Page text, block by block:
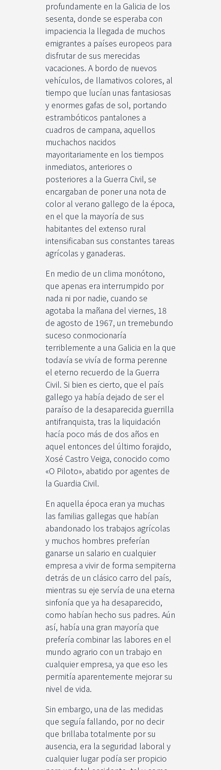
profundamente en la Galicia de los
sesenta, donde se esperaba con
impaciencia la llegada de muchos
emigrantes a países europeos para
disfrutar de sus merecidas
vacaciones. A bordo de nuevos
vehículos, de llamativos colores, al
tiempo que lucían unas fantasiosas
y enormes gafas de sol, portando
estrambóticos pantalones a
cuadros de campana, aquellos
muchachos nacidos
mayoritariamente en los tiempos
inmediatos, anteriores o
posteriores a la Guerra Civil, se
encargaban de poner una nota de
color al verano gallego de la época,
en el que la mayoría de sus
habitantes del extenso rural
intensificaban sus constantes tareas
agrícolas y ganaderas.
En medio de un clima monótono,
que apenas era interrumpido por
nada ni por nadie, cuando se
agotaba la mañana del viernes, 18
de agosto de 1967, un tremebundo
suceso conmocionaría
terriblemente a una Galicia en la que
todavía se vivía de forma perenne
el eterno recuerdo de la Guerra
Civil. Si bien es cierto, que el país
gallego ya había dejado de ser el
paraíso de la desaparecida guerrilla
antifranquista, tras la liquidación
hacía poco más de dos años en
aquel entonces del último forajido,
Xosé Castro Veiga, conocido como
«O Piloto», abatido por agentes de
la Guardia Civil.
En aquella época eran ya muchas
las familias gallegas que habían
abandonado los trabajos agrícolas
y muchos hombres preferían
ganarse un salario en cualquier
empresa a vivir de forma sempiterna
detrás de un clásico carro del país,
mientras su eje servía de una eterna
sinfonía que ya ha desaparecido,
como habían hecho sus padres. Aún
así, había una gran mayoría que
prefería combinar las labores en el
mundo agrario con un trabajo en
cualquier empresa, ya que eso les
permitía aparentemente mejorar su
nivel de vida.
Sin embargo, una de las medidas
que seguía fallando, por no decir
que brillaba totalmente por su
ausencia, era la seguridad laboral y
cualquier lugar podía ser propicio